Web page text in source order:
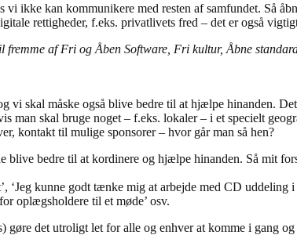
vi ikke kan kommunikere med resten af samfundet. Så
rettigheder, f.eks. privatlivets fred – det er også
fremme af Fri og Åben Software, Fri kultur, Åbne
skal måske også blive bedre til at hjælpe hinanden.
man skal bruge noget – f.eks. lokaler – i et specielt
kontakt til mulige sponsorer – hvor går man så hen?
bedre til at kordinere og hjælpe hinanden. Så mit
‘Jeg kunne godt tænke mig at arbejde med CD
oplægsholdere til et møde’ osv.
det utroligt let for alle og enhver at komme i gang